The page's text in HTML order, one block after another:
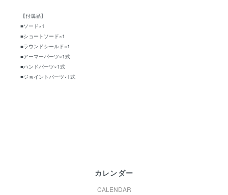
【付属品】
■ソード×1
■ショートソード×1
■ラウンドシールド×1
■アーマーパーツ×1式
■ハンドパーツ×1式
■ジョイントパーツ×1式
カレンダー
CALENDAR